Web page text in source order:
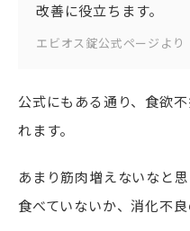
改善に役立ちます。
エビオス錠公式ページより
公式にもある通り、食欲
れます。
あまり筋肉増えないなと
食べていないか、消化不良